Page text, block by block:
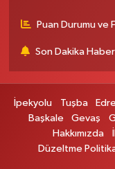
BAHÇELİEVLER
0 (501) 322 00 65
VANYOLU CADDESİ NO:42
0 (532) 689 22 50
Puan Durumu ve
Son Dakika
İpekyolu Tuşba
Başkale
Gevaş
Hakkımızda
Düzeltme